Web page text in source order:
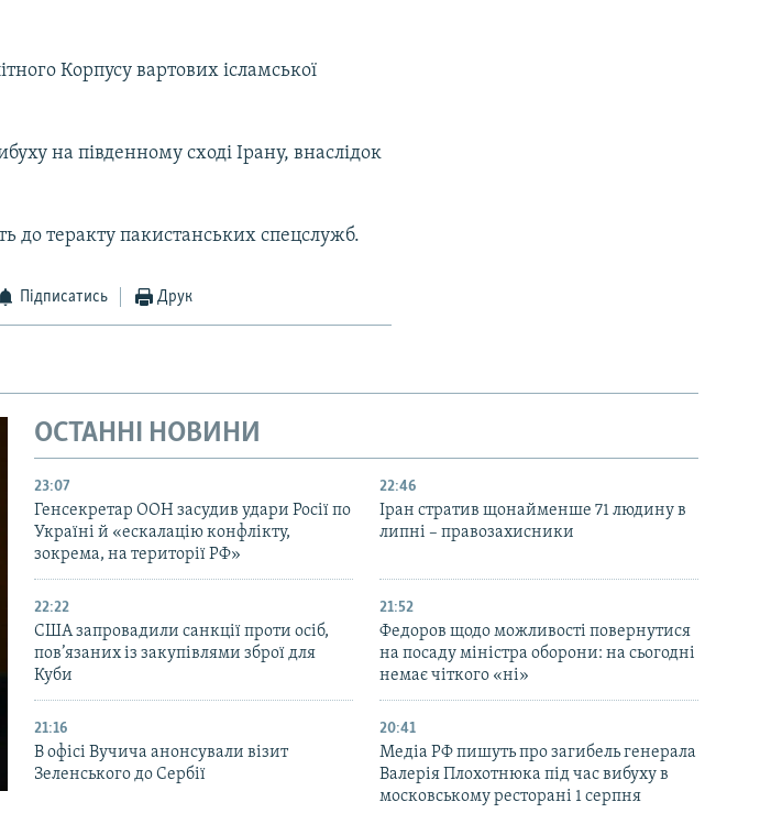
Корпусу вартових ісламської
на південному сході Ірану, внаслідок
до теракту пакистанських спецслужб.
Підписатись Друк
ОСТАННІ НОВИНИ
23:07
Генсекретар ООН засудив удари Росії по
Україні й «ескалацію конфлікту,
зокрема, на території РФ»
22:46
Іран стратив щонайменше 71 людину в
липні – правозахисники
22:22
США запровадили санкції проти осіб,
пов’язаних із закупівлями зброї для
Куби
21:52
Федоров щодо можливості повернутися
на посаду міністра оборони: на сьогодні
немає чіткого «ні»
21:16
В офісі Вучича анонсували візит
Зеленського до Сербії
20:41
Медіа РФ пишуть про загибель генерала
Валерія Плохотнюка під час вибуху в
московському ресторані 1 серпня